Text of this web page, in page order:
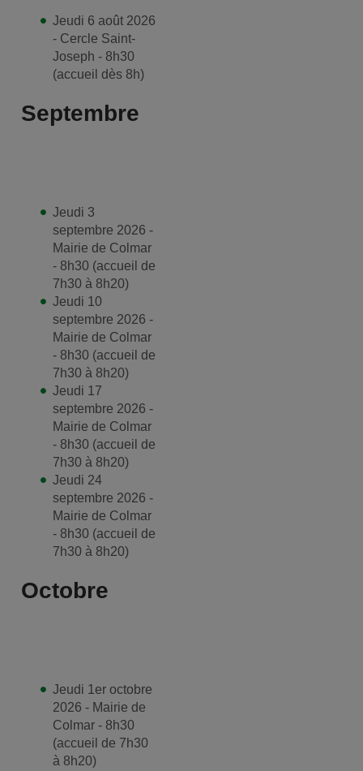
Jeudi 6 août 2026
- Cercle Saint-
Joseph - 8h30
(accueil dès 8h)
Septembre
Jeudi 3
septembre 2026 -
Mairie de Colmar
- 8h30 (accueil de
7h30 à 8h20)
Jeudi 10
septembre 2026 -
Mairie de Colmar
- 8h30 (accueil de
7h30 à 8h20)
Jeudi 17
septembre 2026 -
Mairie de Colmar
- 8h30 (accueil de
7h30 à 8h20)
Jeudi 24
septembre 2026 -
Mairie de Colmar
- 8h30 (accueil de
7h30 à 8h20)
Octobre
Jeudi 1er octobre
2026 - Mairie de
Colmar - 8h30
(accueil de 7h30
à 8h20)